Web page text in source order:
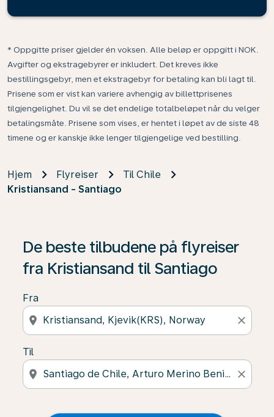
* Oppgitte priser gjelder én voksen. Alle beløp er oppgitt i NOK.
Avgifter og ekstragebyrer er inkludert. Det kreves ikke
bestillingsgebyr, men et ekstragebyr for betaling kan bli lagt til.
Prisene som er vist kan variere avhengig av billettprisenes
tilgjengelighet. Du vil se det endelige totalbeløpet når du velger
betalingsmåte. Prisene som vises, er hentet i løpet av de siste 48
timene og er kanskje ikke lenger tilgjengelige ved bestilling.
Hjem Flyreiser
Til Chile
Kristiansand - Santiago
De beste tilbudene på flyreiser
fra Kristiansand til Santiago
Fra
location_on close
Til
location_on close